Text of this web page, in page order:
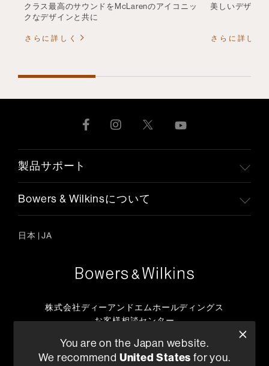
クラス最高のサウンドをMcLarenのアイコニッ
クなデザインと共に
さらに詳しく
美しいデザイ
さらに詳しく
製品サポート
Bowers & Wilkinsについて
日本 | JA
株式会社ディーアンドエムホールディングス
お客様相談センター
または
050-3388-6801
You are on the Japan website.
We recommend United States for you.